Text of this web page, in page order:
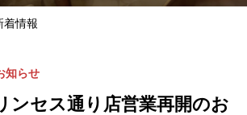
着情報
知らせ
ンセス通り店営業再開のお